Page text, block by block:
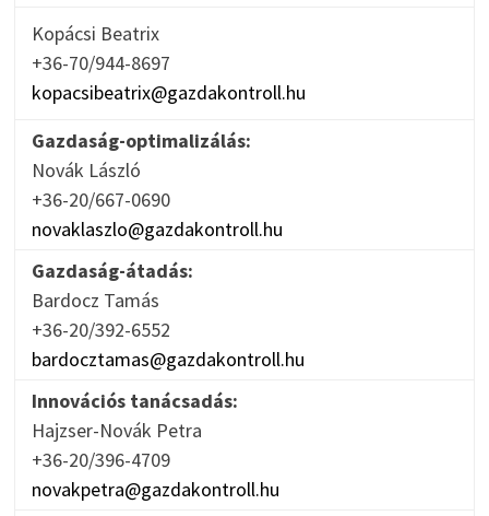
Kopácsi Beatrix
+36-70/944-8697
kopacsibeatrix@gazdakontroll.hu
Gazdaság-optimalizálás:
Novák László
+36-20/667-0690
novaklaszlo@gazdakontroll.hu
Gazdaság-átadás:
Bardocz Tamás
+36-20/392-6552
bardocztamas@gazdakontroll.hu
Innovációs tanácsadás:
Hajzser-Novák Petra
+36-20/396-4709
novakpetra@gazdakontroll.hu